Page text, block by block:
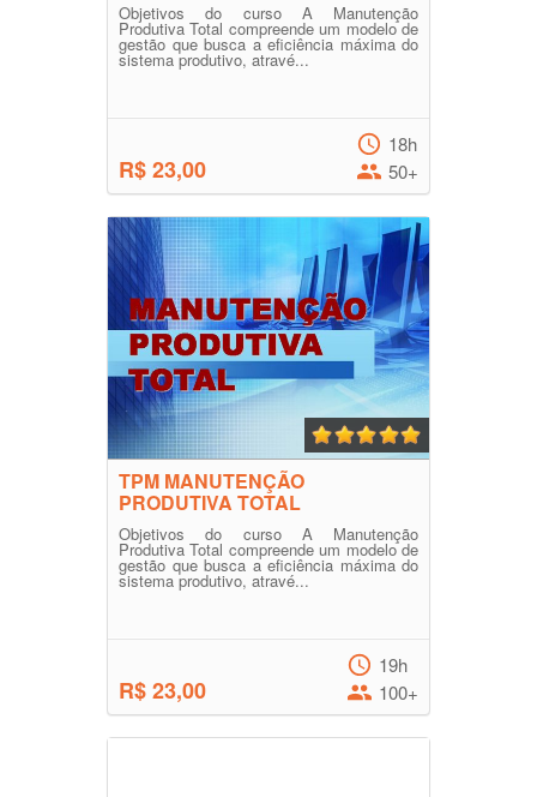
Objetivos do curso A Manutenção
Produtiva Total compreende um modelo de
gestão que busca a eficiência máxima do
sistema produtivo, atravé...
R$ 23,00
18h
50+
TPM MANUTENÇÃO
PRODUTIVA TOTAL
Objetivos do curso A Manutenção
Produtiva Total compreende um modelo de
gestão que busca a eficiência máxima do
sistema produtivo, atravé...
R$ 23,00
19h
100+